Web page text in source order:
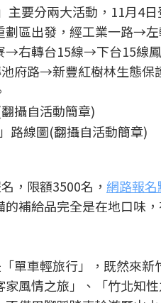
主要分兩大活動，11月4
劃區出發，經工業一路→
→右轉台15線→下台15線
路→新豐紅樹林生態保
路線圖(翻攝自活動簡章)
，限額3500名， 網路報名
補給品完全是在地口味
單車輕旅行」，既然來
風情之旅」、「竹北知